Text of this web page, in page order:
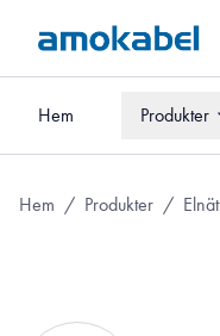
Hem Produkter
Produkter
Hem / Produkter / Elnät